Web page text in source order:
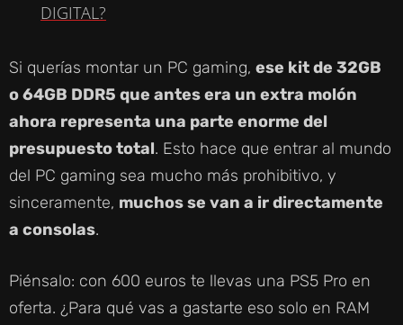
Y
V
I
E
DIGITAL?
Si querías montar un PC gaming, ese kit de 32GB
o 64GB DDR5 que antes era un extra molón
ahora representa una parte enorme del
presupuesto total. Esto hace que entrar al mundo
del PC gaming sea mucho más prohibitivo, y
sinceramente, muchos se van a ir directamente
a consolas.
Piénsalo: con 600 euros te llevas una PS5 Pro en
oferta. ¿Para qué vas a gastarte eso solo en RAM